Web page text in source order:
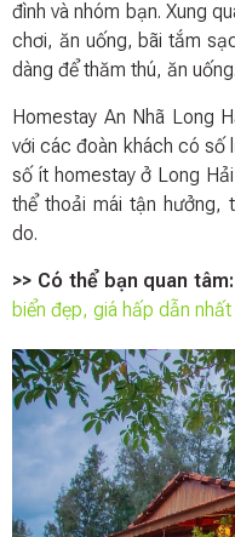
đình và nhóm bạn. Xung
chơi, ăn uống, bãi tắm
dàng để thăm thú, ăn uống.
Homestay An Nhã Long
với các đoàn khách có số
số ít homestay ở Long
thể thoải mái tận hưởng,
do.
>> Có thể bạn quan tâm:
biển đẹp, giá hấp dẫn nhất